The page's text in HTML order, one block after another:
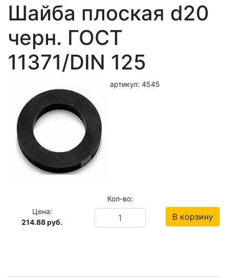
Шайба плоская d20
черн. ГОСТ
11371/DIN 125
артикул: 4545
Цена:
214.88руб.
Кол-во:
В корзину